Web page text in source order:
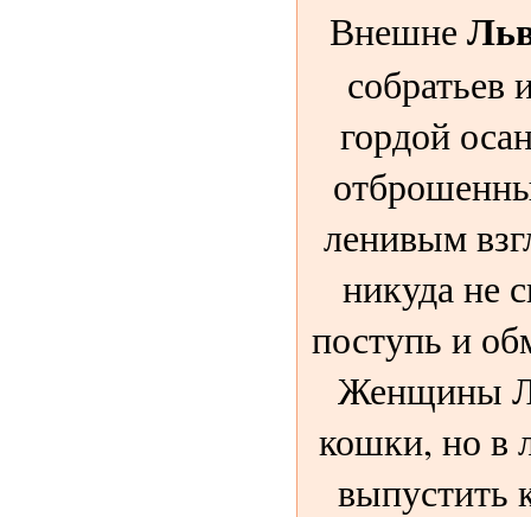
Внешне
собратьев
гордой
ленивым
никуда не
поступь и
Женщины
кошки, но в
выпустить